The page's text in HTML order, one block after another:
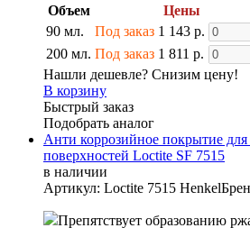
Объем
Цены
90 мл.
Под заказ 1 143 р.
200 мл. Под заказ 1 811 р.
Нашли дешевле? Снизим цену!
В корзину
Быстрый заказ
Подобрать аналог
Анти коррозийное покрытие для
поверхностей Loctite SF 7515
в наличии
Артикул: Loctite 7515 Henkel
Препятствует образованию